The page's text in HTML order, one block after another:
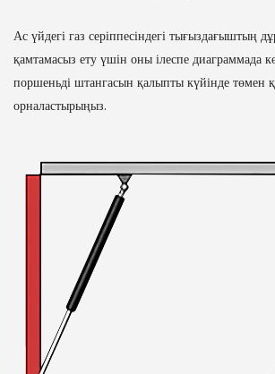
Ас үйдегі газ серіппесіндегі тығыздағыштың
қамтамасыз ету үшін оны ілеспе диаграммада
поршеньді штангасын қалыпты күйінде төмен
орналастырыңыз.